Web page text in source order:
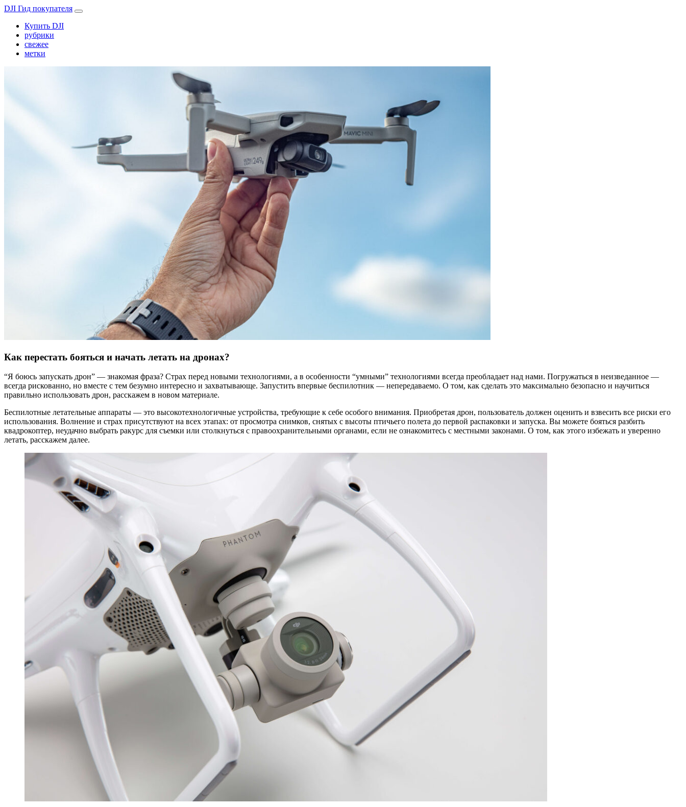
DJI Гид покупателя
Купить DJI
рубрики
свежее
метки
Как перестать бояться и начать летать на дронах?
“Я боюсь запускать дрон” — знакомая фраза? Страх перед новыми технологиями, а в особенности “умными” технологиями всегда преобладает над нами. Погружаться в неизведанное —
всегда рискованно, но вместе с тем безумно интересно и захватывающе. Запустить впервые беспилотник — непередаваемо. О том, как сделать это максимально безопасно и научиться
правильно использовать дрон, расскажем в новом материале.
Беспилотные летательные аппараты — это высокотехнологичные устройства, требующие к себе особого внимания. Приобретая дрон, пользователь должен оценить и взвесить все риски его
использования. Волнение и страх присутствуют на всех этапах: от просмотра снимков, снятых с высоты птичьего полета до первой распаковки и запуска. Вы можете бояться разбить
квадрокоптер, неудачно выбрать ракурс для съемки или столкнуться с правоохранительными органами, если не ознакомитесь с местными законами. О том, как этого избежать и уверенно
летать, расскажем далее.